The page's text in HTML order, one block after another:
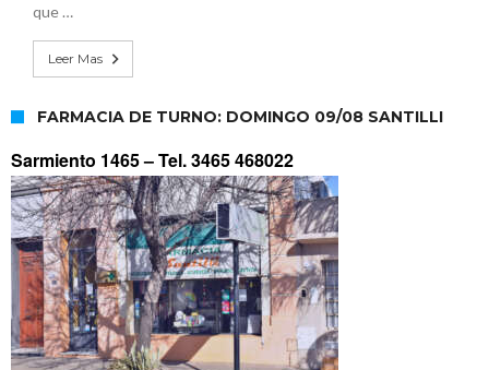
que …
Leer Mas
FARMACIA DE TURNO: DOMINGO 09/08 SANTILLI
Sarmiento 1465 –Tel. 3465 468022